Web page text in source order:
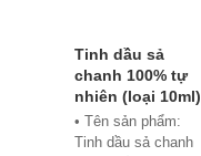
Composite
• Phân phối:
Hoabico
Tinh dầu sả
chanh 100% tự
nhiên (loại 10ml)
• Tên sản phẩm:
Tinh dầu sả chanh